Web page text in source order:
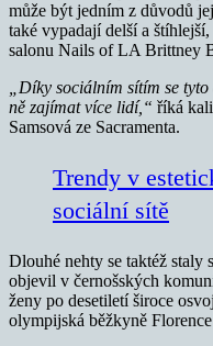
může být jedním z důvodů
také vypadají delší a
salonu Nails of LA Brittney
„Díky sociálním sítím se
ně zajímat více lidí,“ říká
Samsová ze Sacramenta.
Trendy v
sociální sítě
Dlouhé nehty se taktéž staly
objevil v černošských
ženy po desetiletí široce
olympijská běžkyně